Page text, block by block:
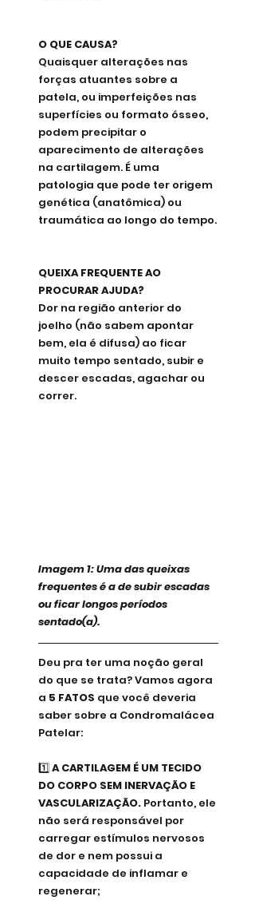
O QUE CAUSA?
Quaisquer alterações nas
forças atuantes sobre a
patela, ou imperfeições nas
superfícies ou formato ósseo,
podem precipitar o
aparecimento de alterações
na cartilagem. É uma
patologia que pode ter origem
genética (anatômica) ou
traumática ao longo do tempo.
QUEIXA FREQUENTE AO
PROCURAR AJUDA?
Dor na região anterior do
joelho (não sabem apontar
bem, ela é difusa) ao ficar
muito tempo sentado, subir e
descer escadas, agachar ou
correr.
Imagem 1: Uma das queixas
frequentes é a de subir escadas
ou ficar longos períodos
sentado(a).
Deu pra ter uma noção geral
do que se trata? Vamos agora
a 5 FATOS que você deveria
saber sobre a Condromalácea
Patelar:
1️⃣ A CARTILAGEM É UM TECIDO
DO CORPO SEM INERVAÇÃO E
VASCULARIZAÇÃO. Portanto, ele
não será responsável por
carregar estímulos nervosos
de dor e nem possui a
capacidade de inflamar e
regenerar;